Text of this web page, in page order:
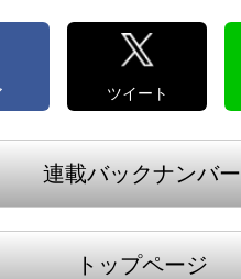
ツイート
連載バックナンバー
トップページ